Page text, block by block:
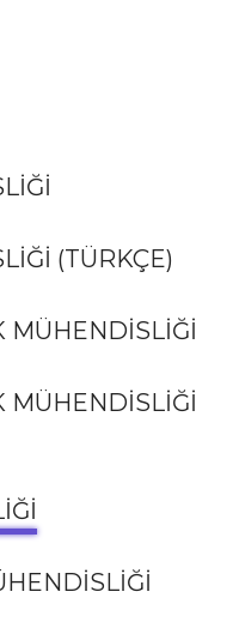
(TÜRKÇE)
MÜHENDİSLİĞİ
MÜHENDİSLİĞİ